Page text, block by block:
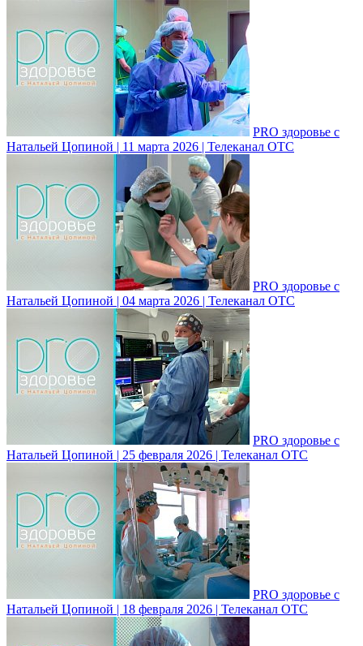
PRO здоровье с
Натальей Цопиной | 11 марта 2026 | Телеканал ОТС
PRO здоровье с
Натальей Цопиной | 04 марта 2026 | Телеканал ОТС
PRO здоровье с
Натальей Цопиной | 25 февраля 2026 | Телеканал ОТС
PRO здоровье с
Натальей Цопиной | 18 февраля 2026 | Телеканал ОТС